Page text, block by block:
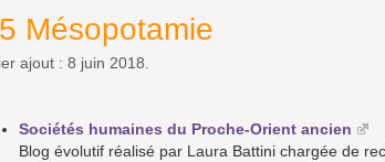
Mésopotamie
ajout : 8 juin 2018.
Sociétés humaines du Proche-Orient ancien
Blog évolutif réalisé par Laura Battini chargée de